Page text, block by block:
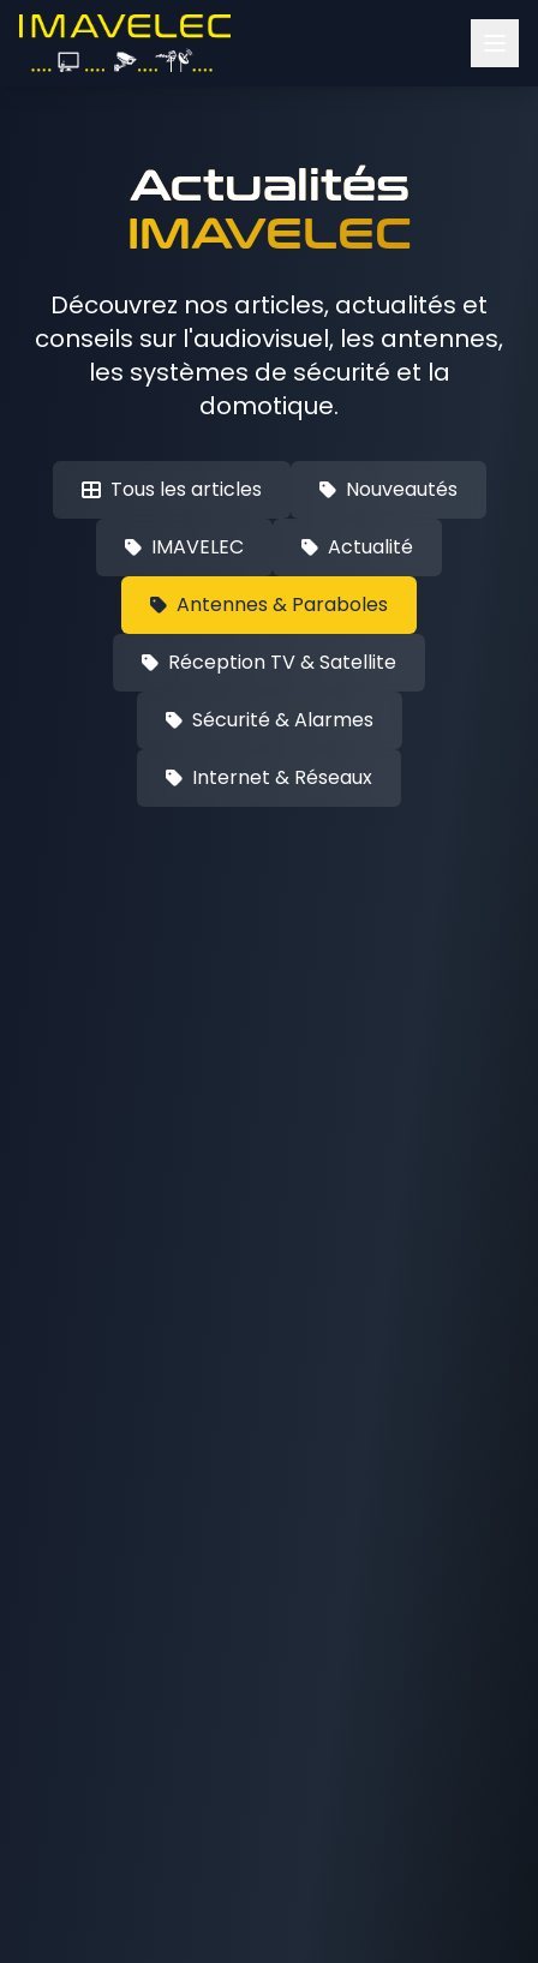
Actualités
IMAVELEC
Découvrez nos articles, actualités et
conseils sur l'audiovisuel, les antennes,
les systèmes de sécurité et la
domotique.
Tous les articles Nouveautés
IMAVELEC Actualité
Antennes & Paraboles
Réception TV & Satellite
Sécurité & Alarmes
Internet & Réseaux